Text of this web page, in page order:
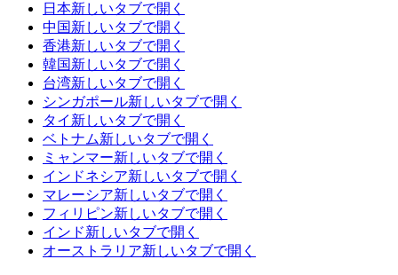
日本新しいタブで開く
中国新しいタブで開く
香港新しいタブで開く
韓国新しいタブで開く
台湾新しいタブで開く
シンガポール新しいタブで開く
タイ 新しいタブで開く
ベトナム新しいタブで開く
ミャンマー新しいタブで開く
インドネシア新しいタブで開く
マレーシア新しいタブで開く
フィリピン新しいタブで開く
インド新しいタブで開く
オーストラリア新しいタブで開く